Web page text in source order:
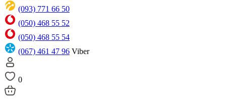
(093) 771 66 50
(050) 468 55 52
(050) 468 55 54
(067) 461 47 96 Viber
0